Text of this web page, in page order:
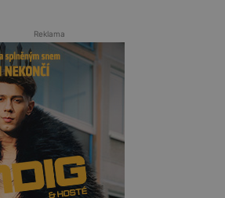
Reklama